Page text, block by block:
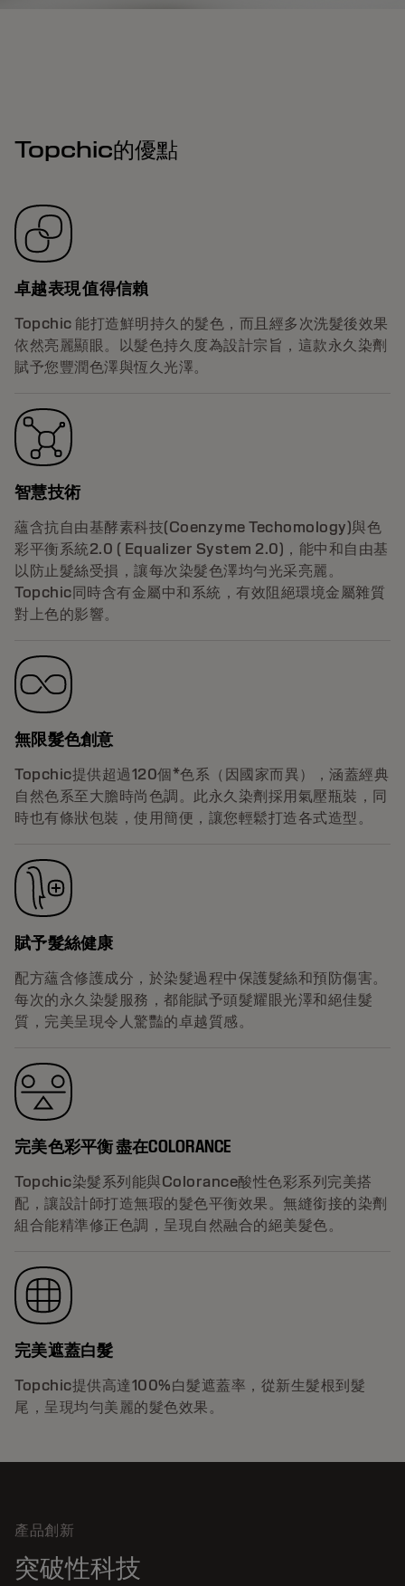
Topchic的優點
卓越表現 值得信賴
Topchic 能打造鮮明持久的髮色，而且經多次洗髮後效果
依然亮麗顯眼。以髮色持久度為設計宗旨，這款永久染劑
賦予您豐潤色澤與恆久光澤。
智慧技術
蘊含抗自由基酵素科技(Coenzyme Techomology)與色
彩平衡系統2.0 ( Equalizer System 2.0)，能中和自由基
以防止髮絲受損，讓每次染髮色澤均勻光采亮麗。
Topchic同時含有金屬中和系統，有效阻絕環境金屬雜質
對上色的影響。
無限髮色創意
Topchic提供超過120個*色系（因國家而異），涵蓋經典
自然色系至大膽時尚色調。此永久染劑採用氣壓瓶裝，同
時也有條狀包裝，使用簡便，讓您輕鬆打造各式造型。
賦予髮絲健康
配方蘊含修護成分，於染髮過程中保護髮絲和預防傷害。
每次的永久染髮服務，都能賦予頭髮耀眼光澤和絕佳髮
質，完美呈現令人驚豔的卓越質感。
完美色彩平衡 盡在COLORANCE
Topchic染髮系列能與Colorance酸性色彩系列完美搭
配，讓設計師打造無瑕的髮色平衡效果。無縫銜接的染劑
組合能精準修正色調，呈現自然融合的絕美髮色。
完美遮蓋白髮
Topchic提供高達100%白髮遮蓋率，從新生髮根到髮
尾，呈現均勻美麗的髮色效果。
產品創新
突破性科技